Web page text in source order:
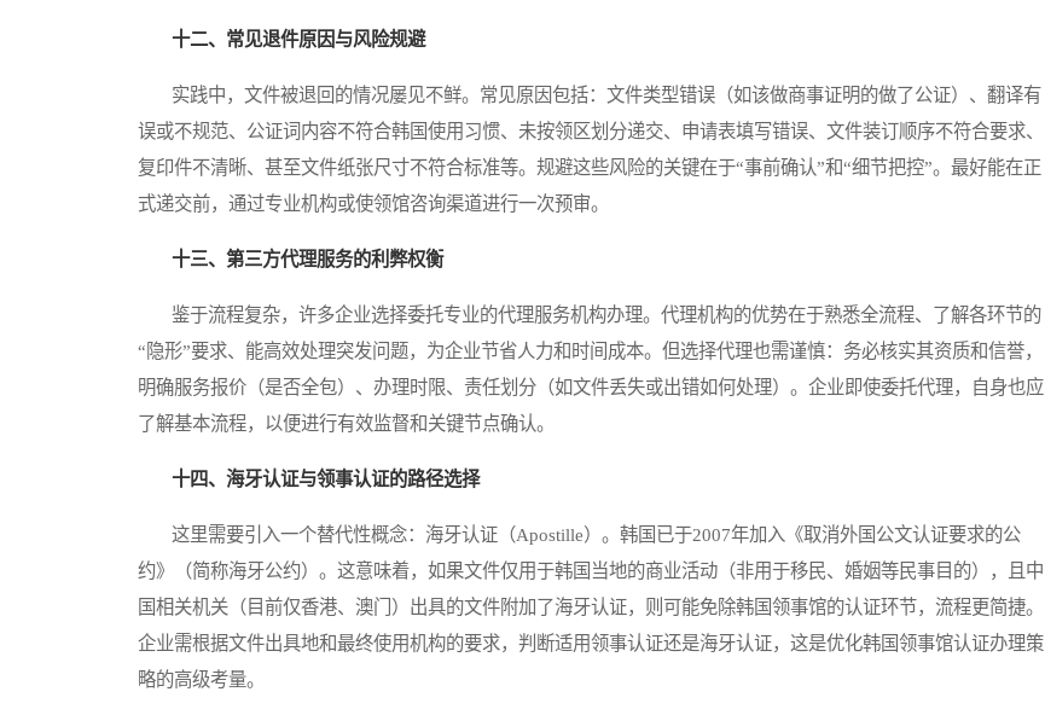
十二、常见退件原因与风险规避
实践中，文件被退回的情况屡见不鲜。常见原因包括：文件类型错误（如该做商事证明的做了公证）、翻译有
误或不规范、公证词内容不符合韩国使用习惯、未按领区划分递交、申请表填写错误、文件装订顺序不符合要求、
复印件不清晰、甚至文件纸张尺寸不符合标准等。规避这些风险的关键在于“事前确认”和“细节把控”。最好能在正
式递交前，通过专业机构或使领馆咨询渠道进行一次预审。
十三、第三方代理服务的利弊权衡
鉴于流程复杂，许多企业选择委托专业的代理服务机构办理。代理机构的优势在于熟悉全流程、了解各环节的
“隐形”要求、能高效处理突发问题，为企业节省人力和时间成本。但选择代理也需谨慎：务必核实其资质和信誉，
明确服务报价（是否全包）、办理时限、责任划分（如文件丢失或出错如何处理）。企业即使委托代理，自身也应
了解基本流程，以便进行有效监督和关键节点确认。
十四、海牙认证与领事认证的路径选择
这里需要引入一个替代性概念：海牙认证（Apostille）。韩国已于2007年加入《取消外国公文认证要求的公
约》（简称海牙公约）。这意味着，如果文件仅用于韩国当地的商业活动（非用于移民、婚姻等民事目的），且中
国相关机关（目前仅香港、澳门）出具的文件附加了海牙认证，则可能免除韩国领事馆的认证环节，流程更简捷。
企业需根据文件出具地和最终使用机构的要求，判断适用领事认证还是海牙认证，这是优化韩国领事馆认证办理策
略的高级考量。